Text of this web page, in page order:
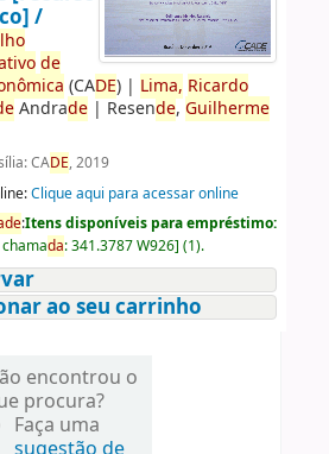
/
de
(CADE)| Lima, Ricardo
Andrade| Resende, Guilherme
CADE, 2019
Clique aqui para acessar online
de:Itens disponíveis para empréstimo:
da:341.3787 W926] (1).
ao seu carrinho
encontrou o
procura?
Faça uma